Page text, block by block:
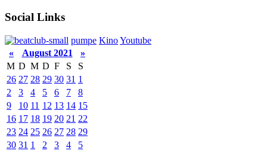
Social Links
pumpe KinoYoutube
«
August 2021
»
M D M D F S
S
26 27 28 29 30 31 1
2
3 4 5 6 7
8
9
10 11 12 13 14 15
16 17 18 19 20 21 22
23 24 25 26 27 28 29
30 31 1 2 3 4 5